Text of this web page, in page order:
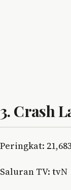
3. Crash
Peringkat:
Saluran TV: tvN